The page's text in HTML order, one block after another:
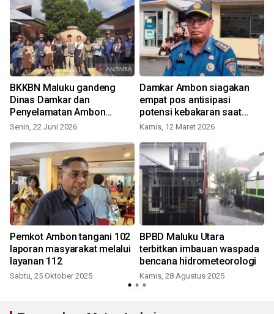
BKKBN Maluku gandeng
Dinas Damkar dan
Penyelamatan Ambon
lakukan program ayah
Senin, 22 Juni 2026
Damkar Ambon siagakan
empat pos antisipasi
potensi kebakaran saat
Lebaran
Kamis, 12 Maret 2026
Pemkot Ambon tangani 102
laporan masyarakat melalui
layanan 112
Sabtu, 25 Oktober 2025
BPBD Maluku Utara
terbitkan imbauan waspada
bencana hidrometeorologi
Kamis, 28 Agustus 2025